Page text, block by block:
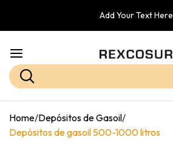
Add Your Text Here
Home/Depósitos de Gasoil/
Depósitos de gasoil 500-1000 litros